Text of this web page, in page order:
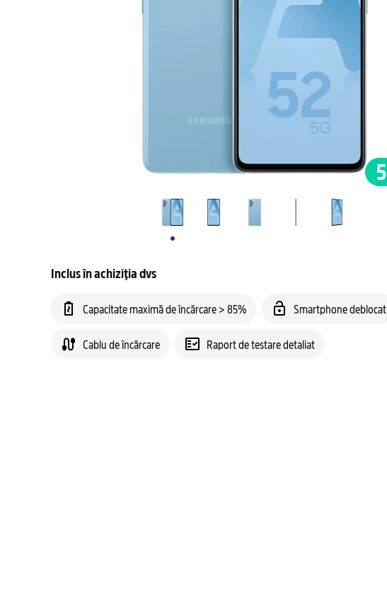
Inclus în achiziția dvs
Capacitate maximă de încărcare > 85% Smartphone deblocat
Cablu de încărcare Raport de testare detaliat